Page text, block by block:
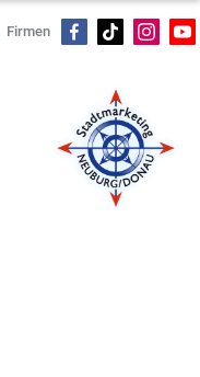
Firmen